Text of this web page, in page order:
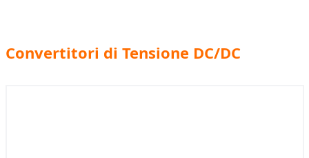
Convertitori di Tensione DC/DC